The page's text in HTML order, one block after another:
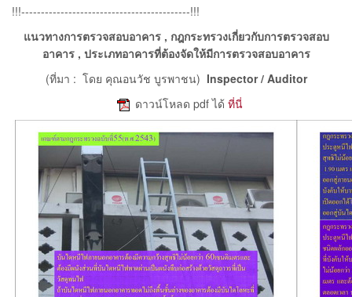
!!!-------------------------------------------!!!
แนวทางการตรวจสอบอาคาร , กฎกระทรวงเกี่ยวกับการตรวจสอบ
อาคาร , ประเภทอาคารที่ต้องจัดให้มีการตรวจสอบอาคาร
(ที่มา : โดย คุณอนวัช บูรพาชน) Inspector / Auditor
ดาวน์โหลด pdf ได้ ที่นี่